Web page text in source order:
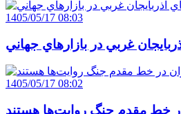
1405/05/17 08:03
غربي در بازارهاي جهاني
1405/05/17 08:02
خط مقدم جنگ روايت‌ها هستند